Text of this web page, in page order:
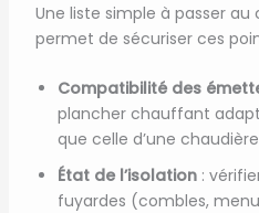
Une liste simple à passer au
permet de sécuriser ces
Compatibilité des
plancher chauffant
que celle d’une
État de l’isolation:
fuyardes (combles,